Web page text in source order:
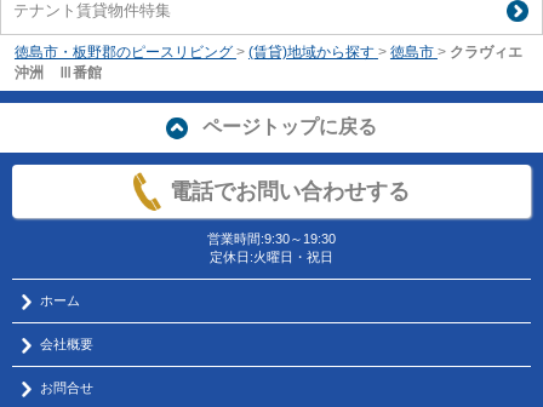
テナント賃貸物件特集
徳島市・板野郡のピースリビング > (賃貸)地域から探す > 徳島市 > クラヴィエ
沖洲 Ⅲ番館
ページトップに戻る
電話でお問い合わせする
営業時間:9:30～19:30
定休日:火曜日・祝日
ホーム
会社概要
お問合せ